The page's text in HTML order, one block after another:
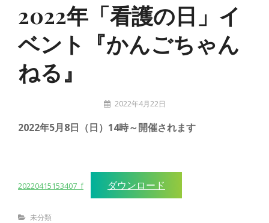
2022年「看護の日」イ
ベント『かんごちゃん
ねる』
投
者:
2022年4月22日
2022年5月8日（日）14時～開催されます
20220415153407_f ダウンロード
Categories
未分類